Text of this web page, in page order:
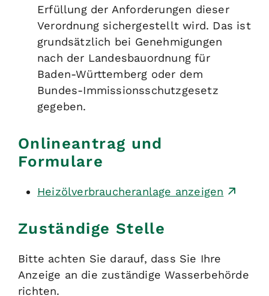
Erfüllung der Anforderungen dieser
Verordnung sichergestellt wird. Das ist
grundsätzlich bei Genehmigungen
nach der Landesbauordnung für
Baden-Württemberg oder dem
Bundes-Immissionsschutzgesetz
gegeben.
Onlineantrag und
Formulare
Heizölverbraucheranlage anzeigen
Zuständige Stelle
Bitte achten Sie darauf, dass Sie Ihre
Anzeige an die zuständige Wasserbehörde
richten.